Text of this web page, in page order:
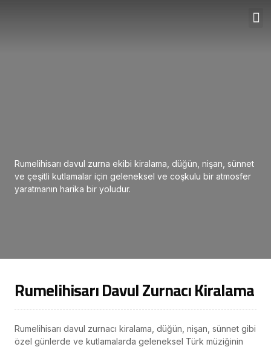
Rumelihisarı davul zurna ekibi kiralama, düğün, nişan, sünnet
ve çeşitli kutlamalar için geleneksel ve coşkulu bir atmosfer
yaratmanın harika bir yoludur.
Rumelihisarı Davul Zurnacı Kiralama
Rumelihisarı davul zurnacı kiralama, düğün, nişan, sünnet gibi
özel günlerde ve kutlamalarda geleneksel Türk müziğinin